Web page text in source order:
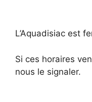
L’Aquadisiac est
Si ces horaires
nous le signaler.